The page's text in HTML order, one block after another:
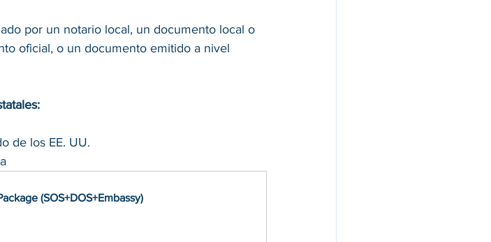
por un notario local, un documento local o
oficial, o un documento emitido a nivel
de los EE. UU.
(SOS+DOS+Embassy)